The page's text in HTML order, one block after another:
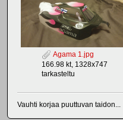
Agama 1.jpg
166.98 kt, 1328x747
tarkasteltu
Vauhti korjaa puuttuvan taidon...